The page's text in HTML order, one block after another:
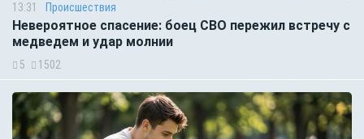
13:31 Происшествия
Невероятное спасение: боец СВО пережил встречу с
медведем и удар молнии
5 1502